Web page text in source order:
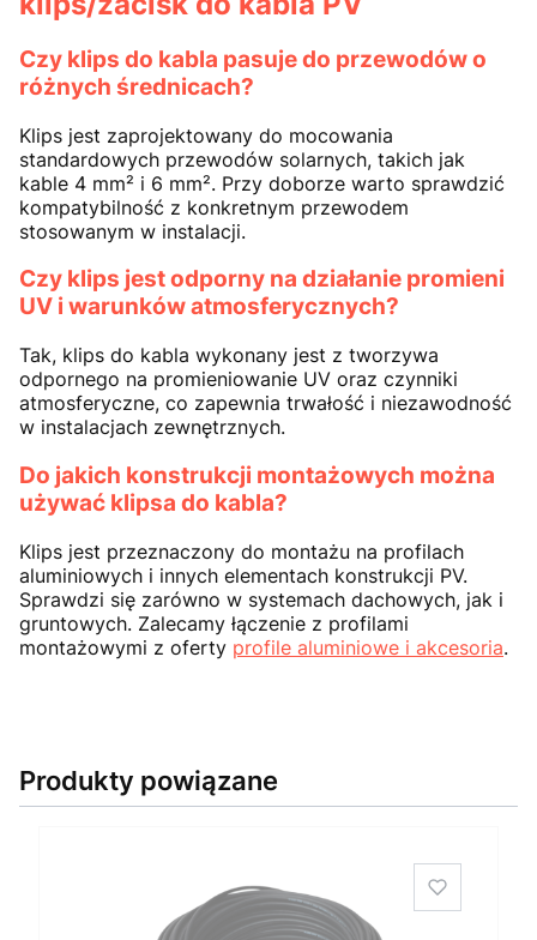
Czy klips do kabla pasuje do przewodów o
różnych średnicach?
Klips jest zaprojektowany do mocowania
standardowych przewodów solarnych, takich jak
kable 4 mm² i 6 mm². Przy doborze warto sprawdzić
kompatybilność z konkretnym przewodem
stosowanym w instalacji.
Czy klips jest odporny na działanie promieni
UV i warunków atmosferycznych?
Tak, klips do kabla wykonany jest z tworzywa
odpornego na promieniowanie UV oraz czynniki
atmosferyczne, co zapewnia trwałość i niezawodność
w instalacjach zewnętrznych.
Do jakich konstrukcji montażowych można
używać klipsa do kabla?
Klips jest przeznaczony do montażu na profilach
aluminiowych i innych elementach konstrukcji PV.
Sprawdzi się zarówno w systemach dachowych, jak i
gruntowych. Zalecamy łączenie z profilami
montażowymi z oferty profile aluminiowe i akcesoria.
Produkty powiązane